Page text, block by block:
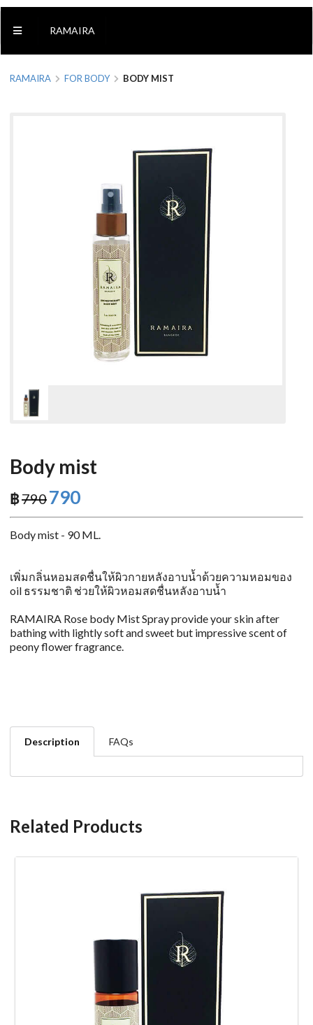
RAMAIRA
RAMAIRA FOR BODY BODY MIST
Body mist
฿790790
Body mist - 90 ML.
เพิ่มกลิ่นหอมสดชื่นให้ผิวกายหลังอาบน้ำด้วยความหอมของ
oil ธรรมชาติ ช่วยให้ผิวหอมสดชื่นหลังอาบน้ำ
RAMAIRA Rose body Mist Spray provide your skin after
bathing with lightly soft and sweet but impressive scent of
peony flower fragrance.
Description FAQs
Related Products